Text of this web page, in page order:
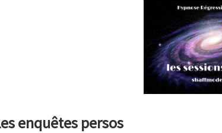
enquêtes persos